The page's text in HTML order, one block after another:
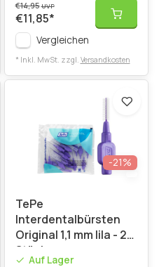
€14,95UVP
€11,85*
Vergleichen
* Inkl. MwSt. zzgl. Versandkosten
-21%
TePe
Interdentalbürsten
Original 1,1 mm lila - 25
Stück
Auf Lager